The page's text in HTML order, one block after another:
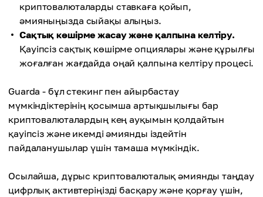
криптовалюталарды ставкаға қойып,
әмияныңызда сыйақы алыңыз.
Сақтық көшірме жасау және қалпына келтіру.
Қауіпсіз сақтық көшірме опциялары және құрылғы
жоғалған жағдайда оңай қалпына келтіру процесі.
Guarda - бұл стекинг пен айырбастау
мүмкіндіктерінің қосымша артықшылығы бар
криптовалюталардың кең ауқымын қолдайтын
қауіпсіз және икемді әмиянды іздейтін
пайдаланушылар үшін тамаша мүмкіндік.
Осылайша, дұрыс криптовалюталық әмиянды таңдау
цифрлық активтеріңізді басқару және қорғау үшін,